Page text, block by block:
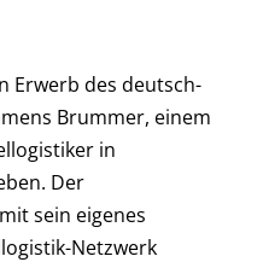
Erwerb des deutsch-
Brummer, einem
in
Der
sein eigenes
Netzwerk